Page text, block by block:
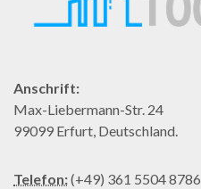
Anschrift:
Max-Liebermann-Str. 24
99099 Erfurt, Deutschland.
Telefon:(+49) 361 5504 8786